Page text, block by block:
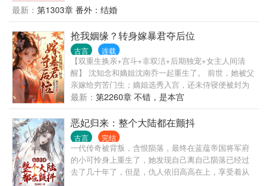
务。 （位面1：有马甲的糙汉猎户X二婚娇美农妇（双
洁）） 被渣男污蔑出轨还生不出孩子，应惜惜反手揭
露渣男不举真相，休了渣男，和全村最猛的糙汉猎户
成亲生了孩子打脸渣男和造谣的村民，谁知猎户还有
隐藏身份，竟然是...... （位面2：不受宠想报仇的庶女
X阴郁的已死之人（双洁）） （位面3：假千金也想带
球跑（双洁）） （评分低是因为评分人数少）
最新： 第1303章 番外：结婚
抢我姻缘？转身嫁暴君夺后位
古言 连载
【双重生换亲+宫斗+非双洁+后期独宠+女主人间清
醒】 沈知念和嫡姐沈南乔一起重生了。 前世，她被父
亲嫁给穷苦门生；嫡姐选秀入宫，还未侍寝便被封为
贵人。世人皆道嫡姐贵不可言，她们有云泥之别。 谁
知道后来，沈知念嫁的穷书生连中三元，封侯拜相，
她成了本朝最年轻的一品诰命夫人。 而嫡姐不得帝王
喜爱，在深宫蹉跎半生，最后被陷害惨死。 沈知念再
次睁眼，发现自己竟重生回了定亲前。嫡姐抢着要嫁
给穷书生，让她入宫选秀。 她很高兴。 因为书生虽有
一些才华，却心比天高，家里更是有刻薄的婆母，难
缠的小姑。前世之所以走出了一条青云路，全靠她呕
最新： 第2260章 不错，是本宫
恶妃归来：整个大陆都在颤抖
古言 完结
一代传奇被背叛，含恨陨落，最终在蓝蕴帝国将军府
的小可怜身上重生了，她发现自己离自己陨落已经过
去了几十年了，但是，仇人依旧高高在上，享受着从